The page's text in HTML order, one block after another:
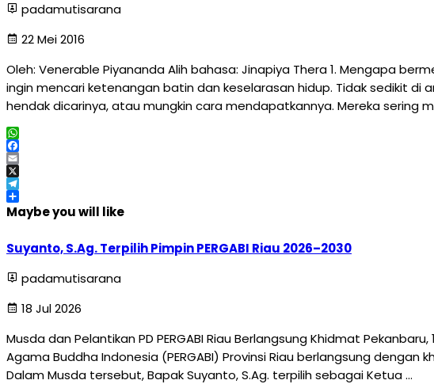
padamutisarana
22 Mei 2016
Oleh: Venerable Piyananda Alih bahasa: Jinapiya Thera 1. Mengapa
ingin mencari ketenangan batin dan keselarasan hidup. Tidak sedikit
hendak dicarinya, atau mungkin cara mendapatkannya. Mereka sering
WhatsApp
Facebook
Email
X
Telegram
Share
Maybe you will like
Suyanto, S.Ag. Terpilih Pimpin PERGABI Riau 2026–2030
padamutisarana
18 Jul 2026
Musda dan Pelantikan PD PERGABI Riau Berlangsung Khidmat
Agama Buddha Indonesia (PERGABI) Provinsi Riau berlangsung dengan
Dalam Musda tersebut, Bapak Suyanto, S.Ag. terpilih sebagai Ketua …